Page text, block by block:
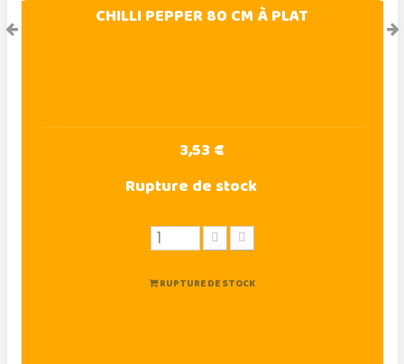
CHILLI PEPPER 80 CM À PLAT
3,53 €
Rupture de stock
RUPTURE DE STOCK